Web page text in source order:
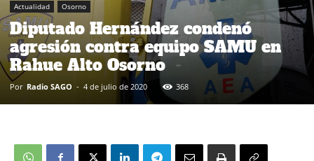
Actualidad Osorno
Diputado Hernández condenó
agresión contra equipo SAMU en
Rahue Alto Osorno
Por Radio SAGO - 4 de julio de 2020 368